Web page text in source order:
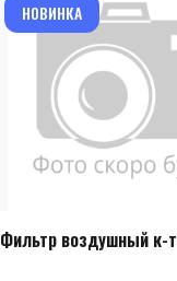
НОВИНКА
Фильтр воздушный к-т